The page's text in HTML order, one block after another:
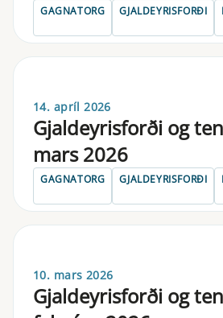
GAGNATORG GJALDEYRISFORÐI
14. apríl 2026
Gjaldeyrisforði og
mars 2026
GAGNATORG GJALDEYRISFORÐI
10. mars 2026
Gjaldeyrisforði og